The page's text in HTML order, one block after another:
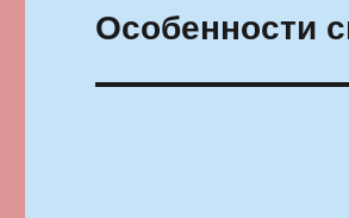
Следующая
Особенности